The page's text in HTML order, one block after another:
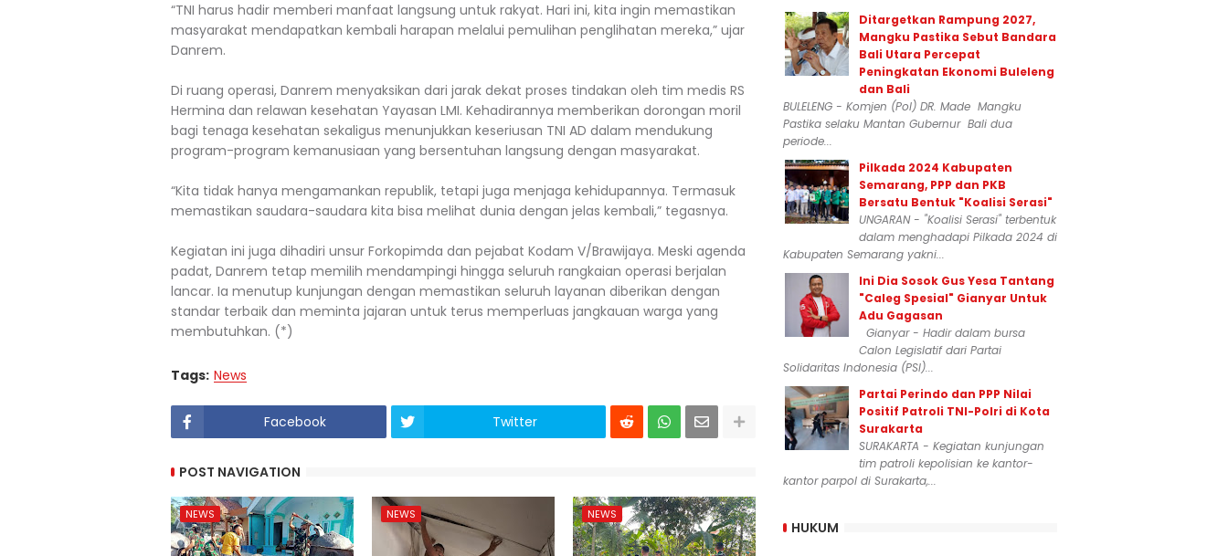
“TNI harus hadir memberi manfaat langsung untuk rakyat. Hari ini, kita ingin memastikan
masyarakat mendapatkan kembali harapan melalui pemulihan penglihatan mereka,” ujar
Danrem.
Di ruang operasi, Danrem menyaksikan dari jarak dekat proses tindakan oleh tim medis RS
Hermina dan relawan kesehatan Yayasan LMI. Kehadirannya memberikan dorongan moril
bagi tenaga kesehatan sekaligus menunjukkan keseriusan TNI AD dalam mendukung
program-program kemanusiaan yang bersentuhan langsung dengan masyarakat.
“Kita tidak hanya mengamankan republik, tetapi juga menjaga kehidupannya. Termasuk
memastikan saudara-saudara kita bisa melihat dunia dengan jelas kembali,” tegasnya.
Kegiatan ini juga dihadiri unsur Forkopimda dan pejabat Kodam V/Brawijaya. Meski agenda
padat, Danrem tetap memilih mendampingi hingga seluruh rangkaian operasi berjalan
lancar. Ia menutup kunjungan dengan memastikan seluruh layanan diberikan dengan
standar terbaik dan meminta jajaran untuk terus memperluas jangkauan warga yang
membutuhkan. (*)
Tags: News
Facebook Twitter
POST NAVIGATION
NEWS NEWS NEWS
Ditargetkan Rampung 2027,
Mangku Pastika Sebut Bandara
Bali Utara Percepat
Peningkatan Ekonomi Buleleng
dan Bali
BULELENG - Komjen (Pol) DR. Made Mangku
Pastika selaku Mantan Gubernur Bali dua
periode...
Pilkada 2024 Kabupaten
Semarang, PPP dan PKB
Bersatu Bentuk "Koalisi Serasi"
UNGARAN - "Koalisi Serasi" terbentuk
dalam menghadapi Pilkada 2024 di
Kabupaten Semarang yakni...
Ini Dia Sosok Gus Yesa Tantang
"Caleg Spesial" Gianyar Untuk
Adu Gagasan
Gianyar - Hadir dalam bursa
Calon Legislatif dari Partai
Solidaritas Indonesia (PSI)...
Partai Perindo dan PPP Nilai
Positif Patroli TNI-Polri di Kota
Surakarta
SURAKARTA - Kegiatan kunjungan
tim patroli kepolisian ke kantor-
kantor parpol di Surakarta,...
HUKUM